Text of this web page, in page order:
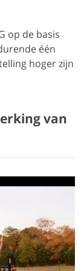
op de basis
één
hoger zijn
van